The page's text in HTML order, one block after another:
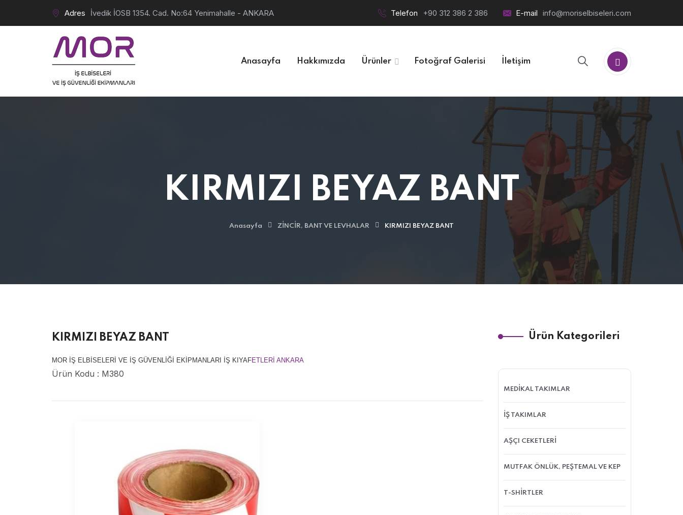
Adres İvedik İOSB 1354. Cad. No:64 Yenimahalle - ANKARA Telefon +90 312 386 2 386 E-mail info@moriselbiseleri.com
Anasayfa Hakkımızda Ürünler Fotoğraf Galerisi İletişim
KIRMIZI BEYAZ BANT
Anasayfa ZİNCİR, BANT VE LEVHALAR KIRMIZI BEYAZ BANT
KIRMIZI BEYAZ BANT
MOR İŞ ELBİSELERİ VE İŞ GÜVENLİĞİ EKİPMANLARI İŞ KIYAFETLERİ ANKARA
Ürün Kodu : M380
Ürün Kategorileri
MEDİKAL TAKIMLAR
İŞ TAKIMLAR
AŞÇI CEKETLERİ
MUTFAK ÖNLÜK, PEŞTEMAL VE KEP
T-SHİRTLER